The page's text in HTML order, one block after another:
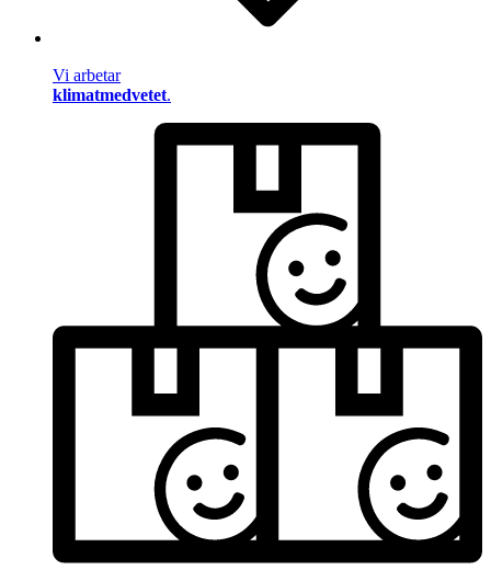
Vi arbetar
klimatmedvetet.